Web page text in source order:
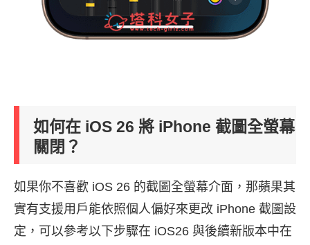
如何在 iOS 26 將 iPhone 截圖全螢幕
關閉？
如果你不喜歡 iOS 26 的截圖全螢幕介面，那蘋果其
實有支援用戶能依照個人偏好來更改 iPhone 截圖設
定，可以參考以下步驟在 iOS26 與後續新版本中在